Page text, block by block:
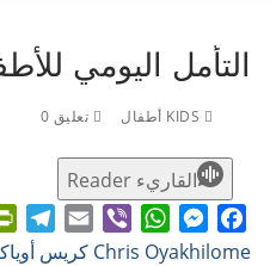
التأمل اليومي
تعليق 0
القاريء Reader
Facebook
Messenger
WhatsApp
Viber
Email Chris Oyakhilome كريس أوياكيلومي